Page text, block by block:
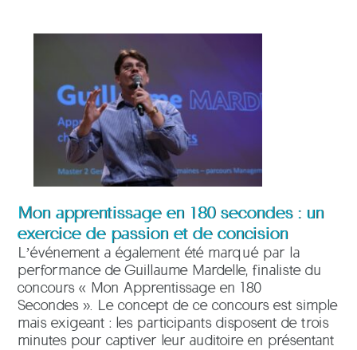
Mon apprentissage en 180 secondes : un
exercice de passion et de concision
L’événement a également été marqué par la
performance de Guillaume Mardelle, finaliste du
concours « Mon Apprentissage en 180
Secondes ». Le concept de ce concours est simple
mais exigeant : les participants disposent de trois
minutes pour captiver leur auditoire en présentant